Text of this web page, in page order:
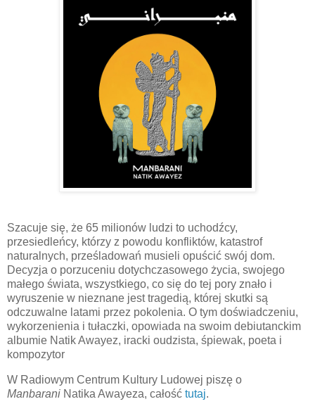
Szacuje się, że 65 milionów ludzi to uchodźcy,
przesiedleńcy, którzy z powodu konfliktów, katastrof
naturalnych, prześladowań musieli opuścić swój dom.
Decyzja o porzuceniu dotychczasowego życia, swojego
małego świata, wszystkiego, co się do tej pory znało i
wyruszenie w nieznane jest tragedią, której skutki są
odczuwalne latami przez pokolenia. O tym doświadczeniu,
wykorzenienia i tułaczki, opowiada na swoim debiutanckim
albumie Natik Awayez, iracki oudzista, śpiewak, poeta i
kompozytor
W Radiowym Centrum Kultury Ludowej piszę o
Manbarani Natika Awayeza, całość tutaj.